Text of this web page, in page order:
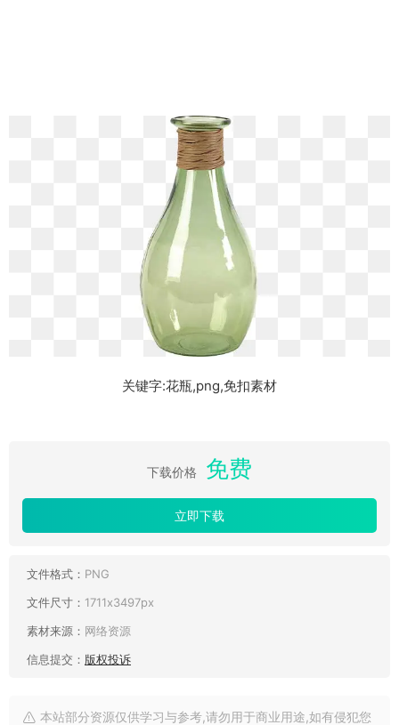
关键字:花瓶,png,免扣素材
下载价格 免费
立即下载
文件格式： PNG
文件尺寸： 1711x3497px
素材来源： 网络资源
信息提交： 版权投诉
本站部分资源仅供学习与参考,请勿用于商业用途,如有侵犯您